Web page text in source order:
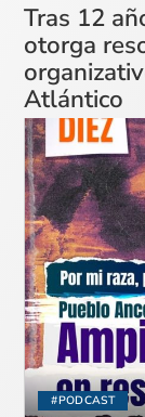
Tras 12
otorga
Atlántico
#PODCAST